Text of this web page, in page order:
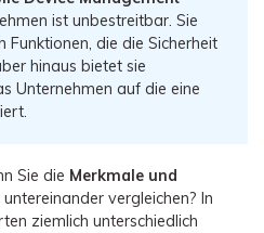
ist unbestreitbar. Sie
Funktionen, die die Sicherheit
hinaus bietet sie
Unternehmen auf die eine
Sie die Merkmale und
untereinander vergleichen? In
ziemlich unterschiedlich